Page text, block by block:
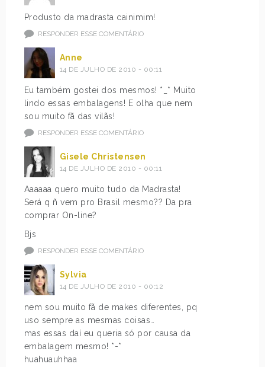
Produsto da madrasta cainimim!
RESPONDER ESSE COMENTÁRIO
Anne
14 DE JULHO DE 2010 - 00:11
Eu também gostei dos mesmos! *_* Muito
lindo essas embalagens! E olha que nem
sou muito fã das vilãs!
RESPONDER ESSE COMENTÁRIO
Gisele Christensen
14 DE JULHO DE 2010 - 00:11
Aaaaaa quero muito tudo da Madrasta!
Será q ñ vem pro Brasil mesmo?? Da pra
comprar On-line?
Bjs
RESPONDER ESSE COMENTÁRIO
Sylvia
14 DE JULHO DE 2010 - 00:12
nem sou muito fã de makes diferentes, pq
uso sempre as mesmas coisas…
mas essas daí eu queria só por causa da
embalagem mesmo! *-*
huahuauhhaa